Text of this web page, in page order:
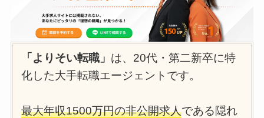
「よりそい転職」 は、20代・第二新卒に特
化した大手転職エージェントです。
最大年収1500万円の非公開求人である隠れ